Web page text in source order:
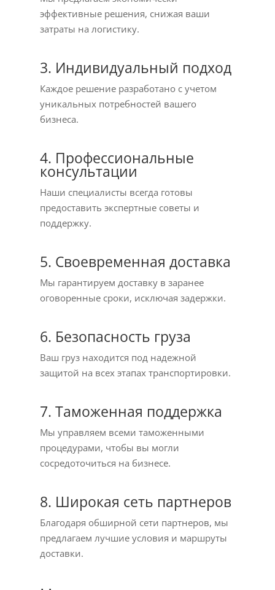
эффективные решения, снижая ваши
затраты на логистику.
3. Индивидуальный подход
Каждое решение разработано с учетом
уникальных потребностей вашего
бизнеса.
4. Профессиональные
консультации
Наши специалисты всегда готовы
предоставить экспертные советы и
поддержку.
5. Своевременная доставка
Мы гарантируем доставку в заранее
оговоренные сроки, исключая задержки.
6. Безопасность груза
Ваш груз находится под надежной
защитой на всех этапах транспортировки.
7. Таможенная поддержка
Мы управляем всеми таможенными
процедурами, чтобы вы могли
сосредоточиться на бизнесе.
8. Широкая сеть партнеров
Благодаря обширной сети партнеров, мы
предлагаем лучшие условия и маршруты
доставки.